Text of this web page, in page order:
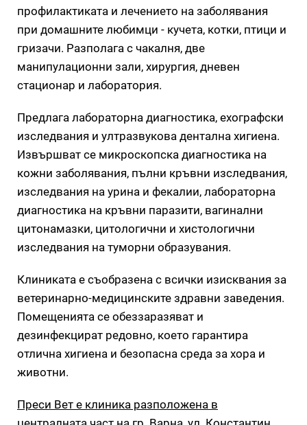
профилактиката и лечението на заболявания
при домашните любимци - кучета, котки, птици и
гризачи. Разполага с чакалня, две
манипулационни зали, хирургия, дневен
стационар и лаборатория.
Предлага лабораторна диагностика, ехографски
изследвания и ултразвукова дентална хигиена.
Извършват се микроскопска диагностика на
кожни заболявания, пълни кръвни изследвания,
изследвания на урина и фекалии, лабораторна
диагностика на кръвни паразити, вагинални
цитонамазки, цитологични и хистологични
изследвания на туморни образувания.
Клиниката е съобразена с всички изисквания за
ветеринарно-медицинските здравни заведения.
Помещенията се обеззаразяват и
дезинфекцират редовно, което гарантира
отлична хигиена и безопасна среда за хора и
животни.
Преси Вет е клиника разположена в